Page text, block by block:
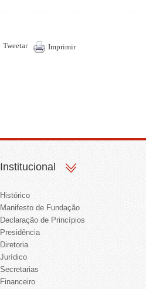
Tweetar Imprimir
Institucional
Histórico
Manifesto de Fundação
Declaração de Princípios
Presidência
Diretoria
Jurídico
Secretarias
Financeiro